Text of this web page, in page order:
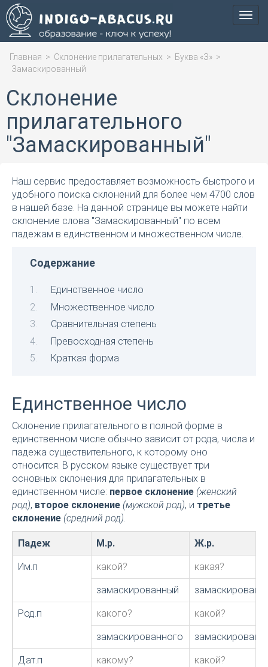
Меню
Главная > Склонение прилагательных > Буква «З» >
Замаскированный
Склонение
прилагательного
"Замаскированный"
Наш сервис предоставляет возможность быстрого и
удобного поиска склонений для более чем 4700 слов
в нашей базе. На данной странице вы можете найти
склонение слова "Замаскированный" по всем
падежам в единственном и множественном числе.
Содержание
Единственное число
Множественное число
Сравнительная степень
Превосходная степень
Краткая форма
Единственное число
Склонение прилагательного в полной форме в
единственном числе обычно зависит от рода, числа и
падежа существительного, к которому оно
относится. В русском языке существует три
основных склонения для прилагательных в
единственном числе: первое склонение (женский
род), второе склонение (мужской род), и третье
склонение (средний род).
Падеж М.р. Ж.р.
Им.п какой? какая?
замаскированный
Род.п какого? какой?
замаскированного
Дат.п какому? какой?